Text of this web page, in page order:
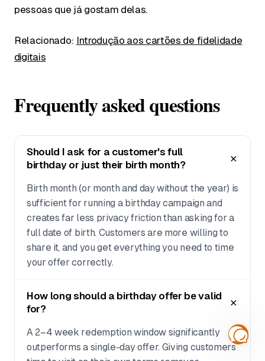
pessoas que já gostam delas.
Relacionado: Introdução aos cartões de fidelidade
digitais
Frequently asked questions
Should I ask for a customer's full
birthday or just their birth month?
Birth month (or month and day without the year) is
sufficient for running a birthday campaign and
creates far less privacy friction than asking for a
full date of birth. Customers are more willing to
share it, and you get everything you need to time
your offer correctly.
How long should a birthday offer be valid
for?
A 2–4 week redemption window significantly
outperforms a single-day offer. Giving customers